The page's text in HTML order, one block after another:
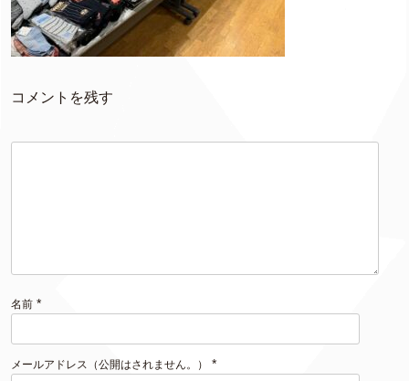
コメントを残す
名前 *
メールアドレス（公開はされません。） *